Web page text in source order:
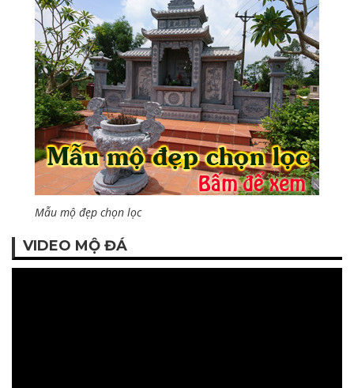
Mẫu mộ đẹp chọn lọc
VIDEO MỘ ĐÁ